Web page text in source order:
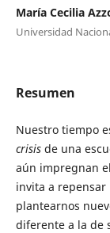
María Cecilia
Universidad
Resumen
Nuestro tiempo
crisisde una
aún impregnan
invita a repensar
plantearnos
diferente a la de